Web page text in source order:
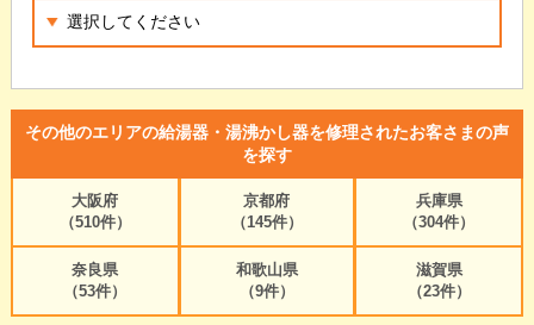
その他のエリアの給湯器・湯沸かし器を修理されたお客さまの声
を探す
大阪府
（510件）
京都府
（145件）
兵庫県
（304件）
奈良県
（53件）
和歌山県
（9件）
滋賀県
（23件）